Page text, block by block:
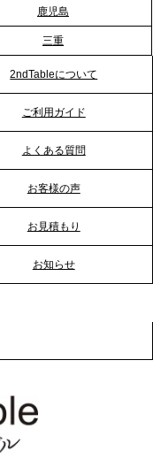
チョコ」で悩
タリングで“福利
提案
「恵方
内コミュニケ
鹿児島
三重
2ndTableについて
ご利用ガイド
よくある質問
お客様の声
お見積もり
お知らせ